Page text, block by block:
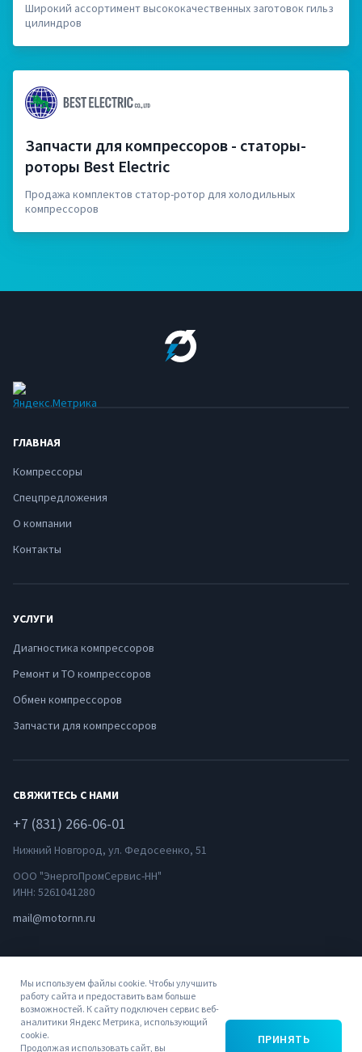
Широкий ассортимент высококачественных заготовок гильз
цилиндров
Запчасти для компрессоров - статоры-
роторы Best Electric
Продажа комплектов статор-ротор для холодильных
компрессоров
ГЛАВНАЯ
Компрессоры
Спецпредложения
О компании
Контакты
УСЛУГИ
Диагностика компрессоров
Ремонт и ТО компрессоров
Обмен компрессоров
Запчасти для компрессоров
СВЯЖИТЕСЬ С НАМИ
+7 (831) 266-06-01
Нижний Новгород, ул. Федосеенко, 51
ООО "ЭнергоПромСервис-НН"
ИНН: 5261041280
mail@motornn.ru
© 2022
ЭнергоПромСервис-
Политика
конфиденциальности
соглашение
Мы используем файлы cookie. Чтобы улучшить
работу сайта и предоставить вам больше
возможностей. К сайту подключен сервис веб-
аналитики Яндекс Метрика, использующий
cookie.
Продолжая использовать сайт, вы
ПРИНЯТЬ